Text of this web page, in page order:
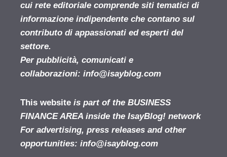
cui rete editoriale comprende siti tematici di
informazione indipendente che contano sul
contributo di appassionati ed esperti del
settore.
Per pubblicità, comunicati e
collaborazioni: info@isayblog.com
This website is part of the BUSINESS
FINANCE AREA inside the IsayBlog! network
For advertising, press releases and other
opportunities: info@isayblog.com